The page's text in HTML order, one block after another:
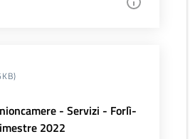
- Servizi - Forlì-
2022